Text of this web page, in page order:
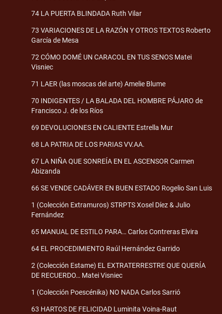
74 LA PUERTA BLINDADA Ruth Vilar
73 VARIACIONES DE LA RAZÓN Y OTROS TEXTOS Roberto
García de Mesa
72 CÓMO DOMÉ UN CARACOL EN TUS SENOS Matei
Visniec
71 LAER (las moscas del arte) Amelie Blume
70 INDIGENTES / LA BALADA DEL HOMBRE PÁJARO de
Francisco J. de los Ríos
69 DEVOLUCIONES EN CALIENTE Estrella Mur
68 LA PATRIA DE LOS PARIAS VV.AA.
67 LA NIÑA QUE SONREÍA EN EL ASCENSOR Carmen
Abizanda
66 SE VENDE CADÁVER EN BUEN ESTADO Rogelio San Luis
1 (Colección Extramuros) STRPTS Xosel Díez & Julio
Fernández
65 MANUAL DE ESTILO PARA… Carlos Contreras Elvira
64 EL PROCEDIMIENTO Raúl Hernández Garrido
2 (Colección Estame) EL EXTRATERRESTRE QUE QUERÍA
DE RECUERDO… Matei Visniec
1 (Colección Poescénika) NO NADA Carlos Sarrió
63 HARTOS DE FELICIDAD Luminita Voina-Raut